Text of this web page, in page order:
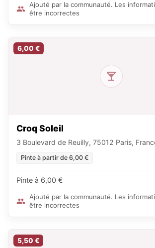
Ajouté par la communauté. Les
être incorrectes
6,00 €
Croq Soleil
3 Boulevard de Reuilly, 75012 Paris,
Pinte à partir de 6,00 €
Pinte à 6,00 €
Ajouté par la communauté. Les
être incorrectes
5,50 €